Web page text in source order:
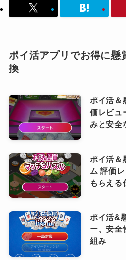
ポイ活アプリでお得に懸
換
ポイ活＆
価レビュ
みと安全
ポイ活＆
ム 評価
もらえる
ポイ活&
ー、安全
組み